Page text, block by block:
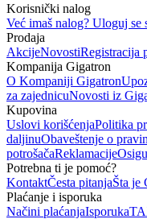
Korisnički nalog
Već imaš nalog? Uloguj se
Prodaja
AkcijeNovostiRegistracija
Kompanija Gigatron
O Kompaniji Gigatron
za zajednicuNovosti iz
Kupovina
Uslovi korišćenjaPolitika
daljinuObaveštenje o
potrošačaReklamacije
Potrebna ti je pomoć?
KontaktČesta pitanjaŠta je
Plaćanje i isporuka
Načini plaćanjaIsporuka